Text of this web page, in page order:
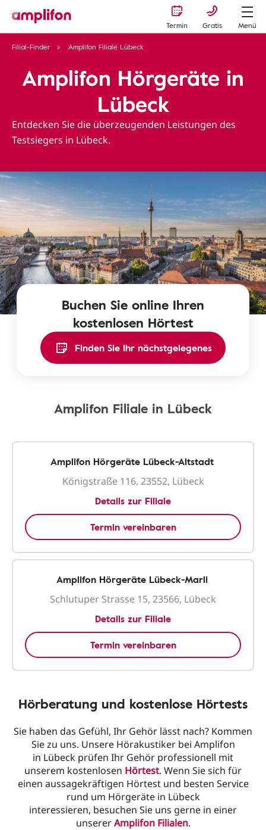
Termin Gratis
Menü
Filial-Finder
Amplifon Filiale Lübeck
Amplifon Hörgeräte in
Lübeck
Entdecken Sie die überzeugenden Leistungen des
Testsiegers in Lübeck.
Buchen Sie online Ihren
kostenlosen Hörtest
Finden Sie Ihr nächstgelegenes
Amplifon Filiale in Lübeck
Amplifon Hörgeräte Lübeck-Altstadt
Königstraße 116, 23552, Lübeck
Details zur Filiale
Termin vereinbaren
Amplifon Hörgeräte Lübeck-Marli
Schlutuper Strasse 15, 23566, Lübeck
Details zur Filiale
Termin vereinbaren
Hörberatung und kostenlose Hörtests
Sie haben das Gefühl, Ihr Gehör lässt nach? Kommen
Sie zu uns. Unsere Hörakustiker bei Amplifon
in Lübeck prüfen Ihr Gehör professionell mit
unserem kostenlosen Hörtest. Wenn Sie sich für
einen aussagekräftigen Hörtest und besten Service
rund um Hörgeräte in Lübeck
interessieren, besuchen Sie uns gerne in einer
unsererAmplifon Filialen.